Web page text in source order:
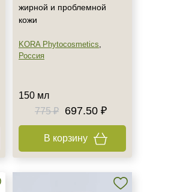
жирной и проблемной
кожи
KORA Phytocosmetics,
Россия
150 мл
775 ₽
697.50 ₽
В корзину